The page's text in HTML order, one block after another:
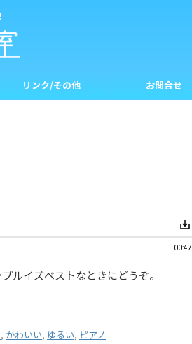
リンク/その他 お問合せ
save_alt
00:47
ルイズベストなときにどうぞ。
, かわいい, ゆるい, ピアノ